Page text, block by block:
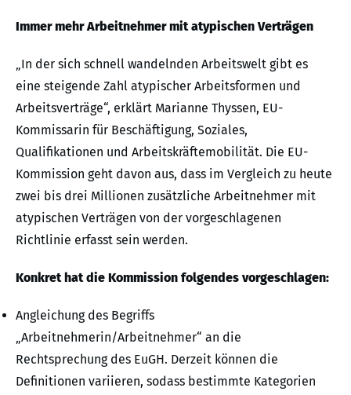
Immer mehr Arbeitnehmer mit atypischen Verträgen
„In der sich schnell wandelnden Arbeitswelt gibt es
eine steigende Zahl atypischer Arbeitsformen und
Arbeitsverträge“, erklärt Marianne Thyssen, EU-
Kommissarin für Beschäftigung, Soziales,
Qualifikationen und Arbeitskräftemobilität. Die EU-
Kommission geht davon aus, dass im Vergleich zu heute
zwei bis drei Millionen zusätzliche Arbeitnehmer mit
atypischen Verträgen von der vorgeschlagenen
Richtlinie erfasst sein werden.
Konkret hat die Kommission folgendes vorgeschlagen:
Angleichung des Begriffs
„Arbeitnehmerin/Arbeitnehmer“ an die
Rechtsprechung des EuGH. Derzeit können die
Definitionen variieren, sodass bestimmte Kategorien